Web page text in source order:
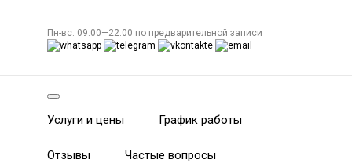
Пн-вс: 09:00—22:00 по предварительной записи
Услуги и цены График работы
Отзывы Частые вопросы